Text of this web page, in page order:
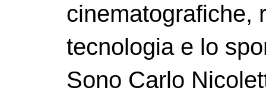
cinematografiche,
tecnologia e lo
Sono Carlo